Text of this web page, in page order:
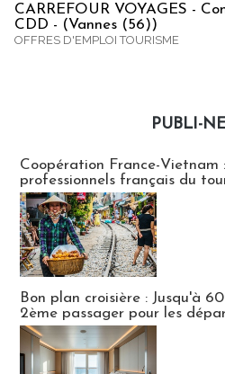
CARREFOUR VOYAGES -
CDD - (Vannes (56))
OFFRES D'EMPLOI TOURISME
PUBLI-
Coopération France-Vietnam
professionnels français du
Bon plan croisière : Jusqu'à
2ème passager pour les